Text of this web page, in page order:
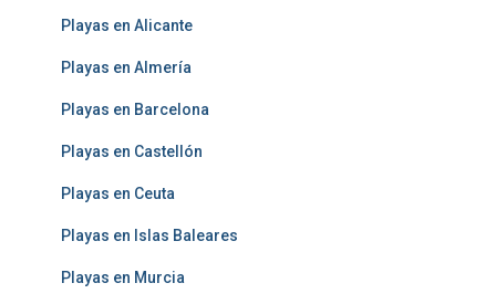
Playas en Alicante
Playas en Almería
Playas en Barcelona
Playas en Castellón
Playas en Ceuta
Playas en Islas Baleares
Playas en Murcia